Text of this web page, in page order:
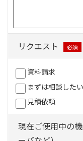
リクエスト 必須
資料請求
まずは相談した
見積依頼
現在ご使用中の